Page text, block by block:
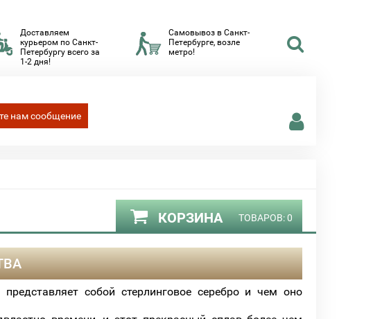
Самовывоз в Санкт-
Петербурге, возле
метро!
Доставляем
курьером по Санкт-
Петербургу всего за
1-2 дня!
нам сообщение
КОРЗИНА ТОВАРОВ:0
собой стерлинговое серебро и чем оно